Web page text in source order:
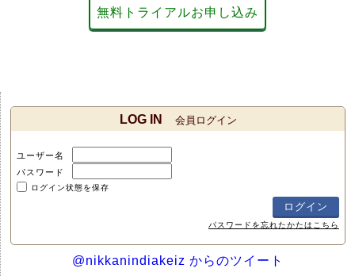
無料トライアルお申し込み
LOG IN 会員ログイン
ユーザー名
パスワード
ログイン状態を保存
パスワードを忘れたかたはこちら
@nikkanindiakeiz からのツイート